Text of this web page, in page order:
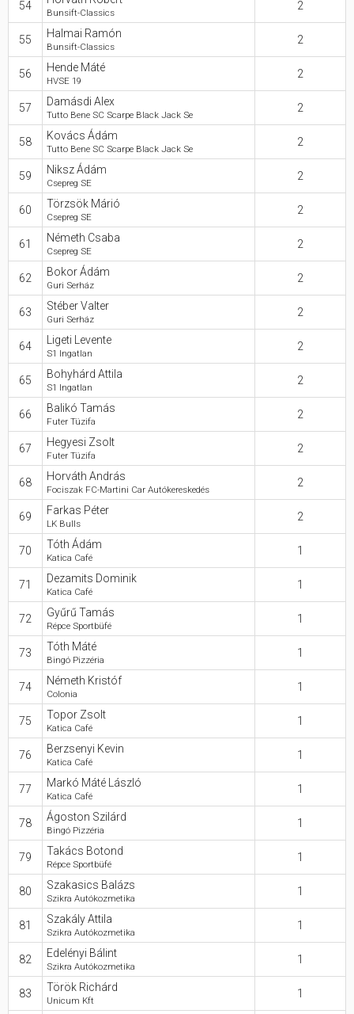
54
Bunsift-Classics
2
55 Halmai Ramón
Bunsift-Classics
2
56 Hende Máté
HVSE 19
2
57 Damásdi Alex
Tutto Bene SC Scarpe Black Jack Se
2
58 Kovács Ádám
Tutto Bene SC Scarpe Black Jack Se
2
59 Niksz Ádám
Csepreg SE
2
60 Törzsök Márió
Csepreg SE
2
61 Németh Csaba
Csepreg SE
2
62 Bokor Ádám
Guri Serház
2
63 Stéber Valter
Guri Serház
2
64 Ligeti Levente
S1 Ingatlan
2
65 Bohyhárd Attila
S1 Ingatlan
2
66 Balikó Tamás
Futer Tüzifa
2
67 Hegyesi Zsolt
Futer Tüzifa
2
68 Horváth András
Fociszak FC-Martini Car Autókereskedés
2
69 Farkas Péter
LK Bulls
2
70 Tóth Ádám
Katica Café
1
71 Dezamits Dominik
Katica Café
1
72 Gyűrű Tamás
Répce Sportbüfé
1
73 Tóth Máté
Bingó Pizzéria
1
74 Németh Kristóf
Colonia
1
75 Topor Zsolt
Katica Café
1
76 Berzsenyi Kevin
Katica Café
1
77 Markó Máté László
Katica Café
1
78 Ágoston Szilárd
Bingó Pizzéria
1
79 Takács Botond
Répce Sportbüfé
1
80 Szakasics Balázs
Szikra Autókozmetika
1
81 Szakály Attila
Szikra Autókozmetika
1
82 Edelényi Bálint
Szikra Autókozmetika
1
83 Török Richárd
Unicum Kft
1